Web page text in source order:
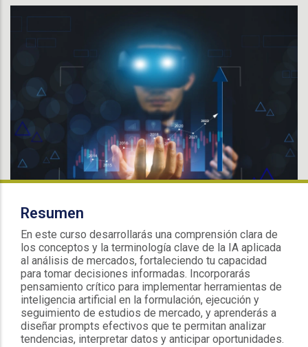
Resumen
En este curso desarrollarás una comprensión clara de
los conceptos y la terminología clave de la IA aplicada
al análisis de mercados, fortaleciendo tu capacidad
para tomar decisiones informadas. Incorporarás
pensamiento crítico para implementar herramientas de
inteligencia artificial en la formulación, ejecución y
seguimiento de estudios de mercado, y aprenderás a
diseñar prompts efectivos que te permitan analizar
tendencias, interpretar datos y anticipar oportunidades.